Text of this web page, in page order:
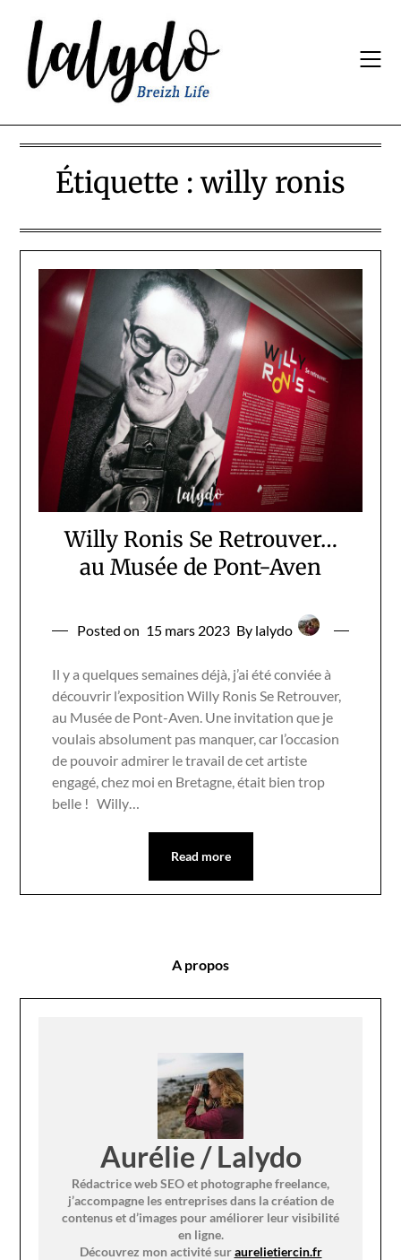
content
Étiquette :willy ronis
Willy Ronis Se Retrouver…
au Musée de Pont-Aven
Posted on 15 mars 2023 By lalydo
Il y a quelques semaines déjà, j’ai été conviée à
découvrir l’exposition Willy Ronis Se Retrouver,
au Musée de Pont-Aven. Une invitation que je
voulais absolument pas manquer, car l’occasion
de pouvoir admirer le travail de cet artiste
engagé, chez moi en Bretagne, était bien trop
belle ! Willy…
Read more
A propos
Aurélie / Lalydo
Rédactrice web SEO et photographe freelance,
j’accompagne les entreprises dans la création de
contenus et d’images pour améliorer leur visibilité
en ligne.
Découvrez mon activité suraurelietiercin.fr